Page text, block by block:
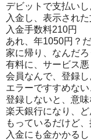
デビットで支払い
入金し、表示され
入金手数料210円
あれ、年1050円？
家に帰り、なんだ
有料に、サービス悪
会員なんで、登録
エラーですすめな
登録しないと、意味
楽天銀行になり、
もっているだけど、
入金にも金かかるし